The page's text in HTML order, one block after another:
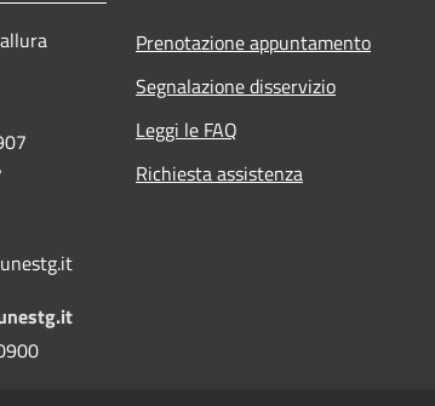
Prenotazione appuntamento
Segnalazione disservizio
Leggi le FAQ
Richiesta assistenza